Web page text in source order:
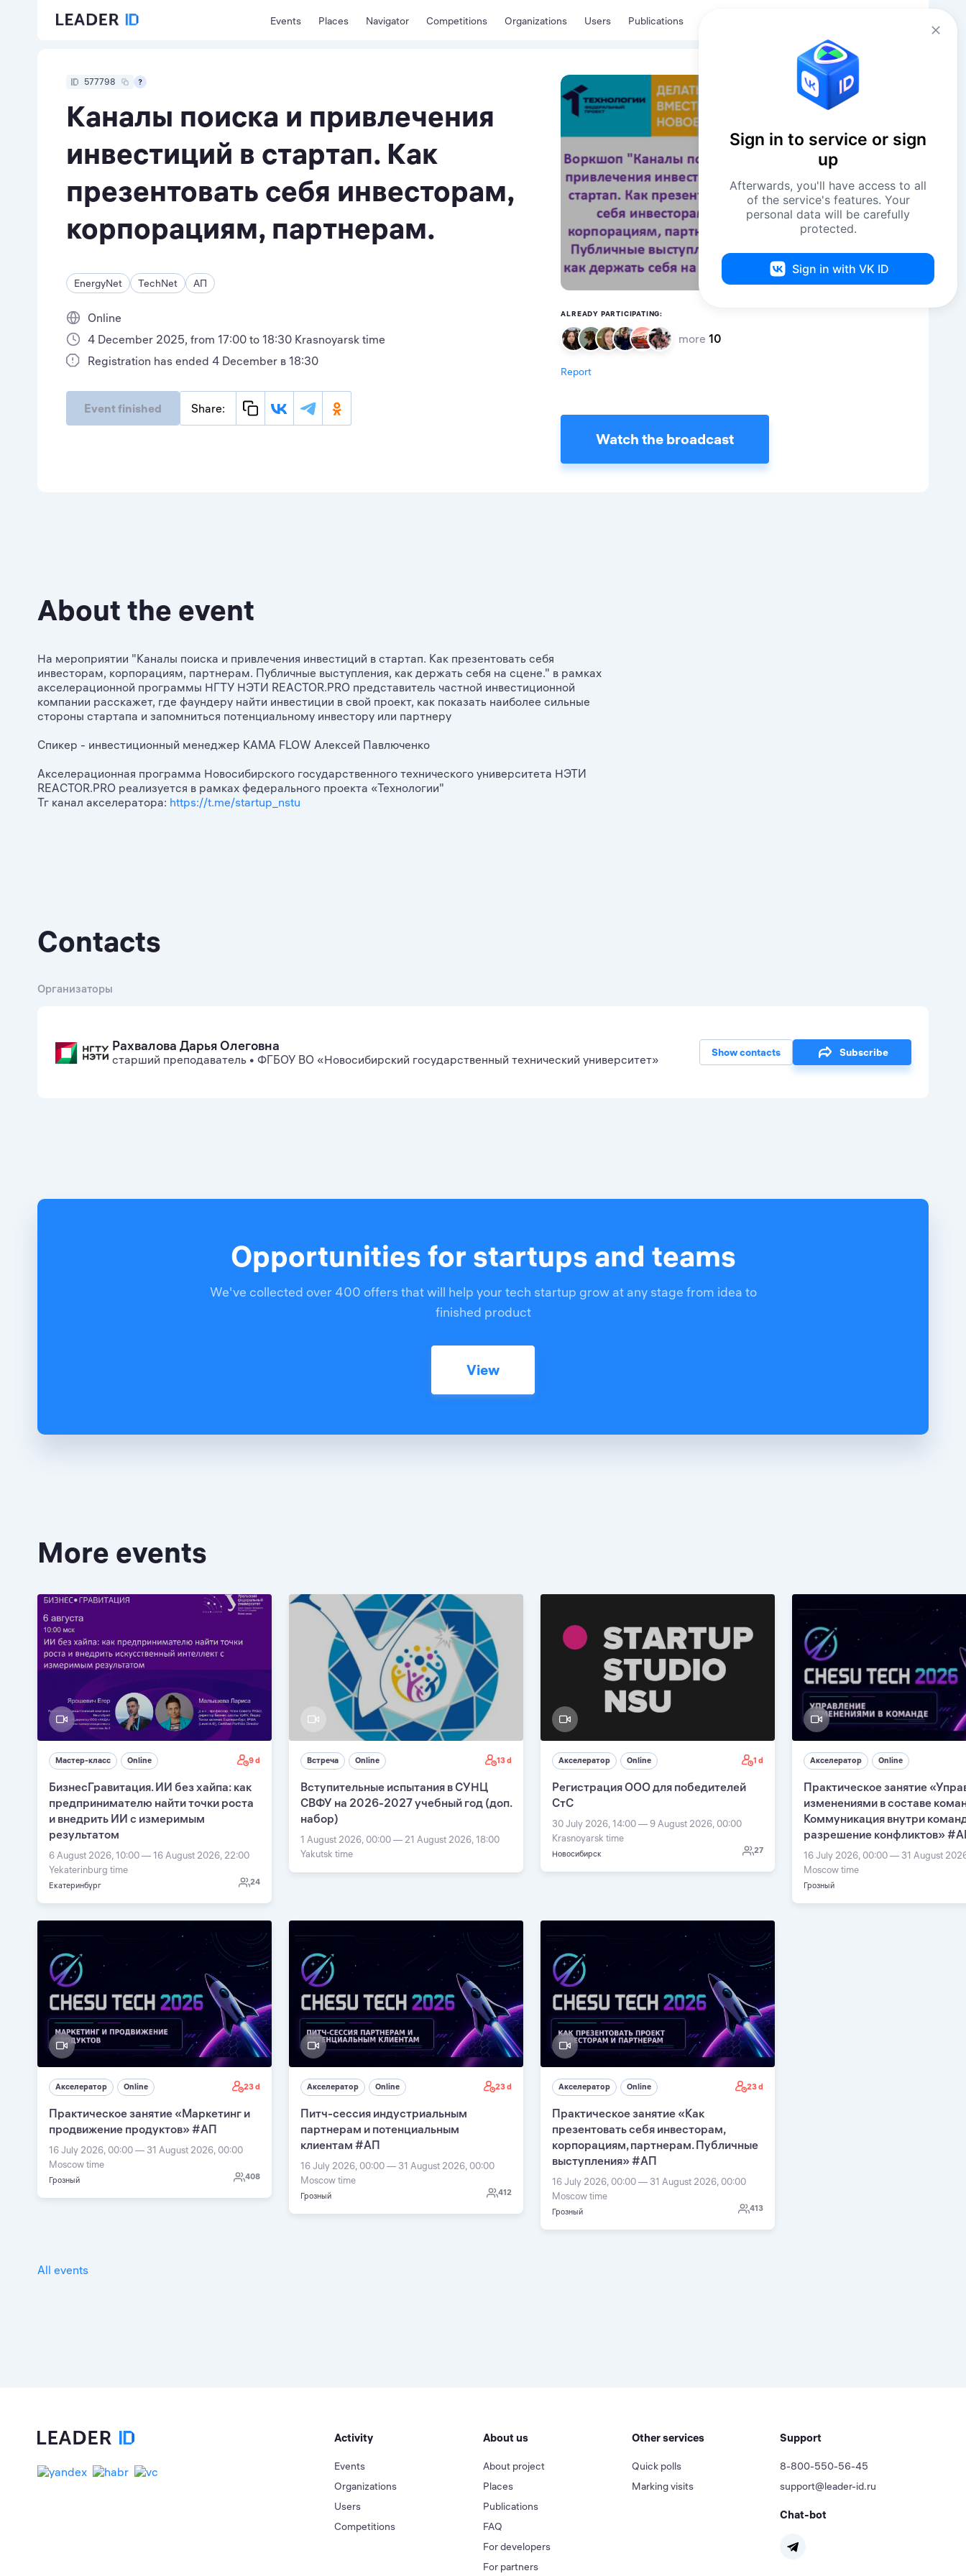
Events Places Navigator Competitions Organizations Users Publications
577798
Каналы поиска и привлечения
инвестиций в стартап. Как
презентовать себя инвесторам,
корпорациям, партнерам.
EnergyNet TechNet АП
Online
4 December 2025, from 17:00 to 18:30 Krasnoyarsk time
Registration has ended 4 December в 18:30
Event finished Share:
ALREADY PARTICIPATING:
more 10
Report
Watch the broadcast
About the event
На мероприятии "Каналы поиска и привлечения инвестиций в стартап. Как презентовать себя
инвесторам, корпорациям, партнерам. Публичные выступления, как держать себя на сцене." в рамках
акселерационной программы НГТУ НЭТИ REACTOR.PRO представитель частной инвестиционной
компании расскажет, где фаундеру найти инвестиции в свой проект, как показать наиболее сильные
стороны стартапа и запомниться потенциальному инвестору или партнеру
Спикер - инвестиционный менеджер KAMA FLOW Алексей Павлюченко
Акселерационная программа Новосибирского государственного технического университета НЭТИ
REACTOR.PRO реализуется в рамках федерального проекта «Технологии"
Тг канал акселератора: https://t.me/startup_nstu
Contacts
Организаторы
Рахвалова Дарья Олеговна
старший преподаватель • ФГБОУ ВО «Новосибирский государственный технический университет» Show contacts Subscribe
Opportunities for startups and teams
We've collected over 400 offers that will help your tech startup grow at any stage from idea to
finished product
View
More events
Мастер-класс Online 9 d
БизнесГравитация. ИИ без хайпа: как
предпринимателю найти точки роста
и внедрить ИИ с измеримым
результатом
6 August 2026, 10:00 — 16 August 2026, 22:00
Yekaterinburg time
Екатеринбург 24
Встреча Online 13 d
Вступительные испытания в СУНЦ
СВФУ на 2026-2027 учебный год (доп.
набор)
1 August 2026, 00:00 — 21 August 2026, 18:00
Yakutsk time
Акселератор Online 1 d
Регистрация ООО для победителей
СтС
30 July 2026, 14:00 — 9 August 2026, 00:00
Krasnoyarsk time
Новосибирск 27
Акселератор Online
Практическое занятие
изменениями в составе
Коммуникация внутри
разрешение конфликтов»
16 July 2026, 00:00 — 31 August
Moscow time
Грозный
Акселератор Online 23 d
Практическое занятие «Маркетинг и
продвижение продуктов» #АП
16 July 2026, 00:00 — 31 August 2026, 00:00
Moscow time
Грозный 408
Акселератор Online 23 d
Питч-сессия индустриальным
партнерам и потенциальным
клиентам #АП
16 July 2026, 00:00 — 31 August 2026, 00:00
Moscow time
Грозный 412
Акселератор Online 23 d
Практическое занятие «Как
презентовать себя инвесторам,
корпорациям, партнерам. Публичные
выступления» #АП
16 July 2026, 00:00 — 31 August 2026, 00:00
Moscow time
Грозный 413
All events
Activity
Events
Organizations
Users
Competitions
About us
About project
Places
Publications
FAQ
For developers
For partners
Other services
Quick polls
Marking visits
Support
8-800-550-56-45
support@leader-id.ru
Chat-bot
Sign in to service or sign
up
Afterwards, you'll have access to all
of the service's features. Your
personal data will be carefully
protected.
Sign in with VK ID